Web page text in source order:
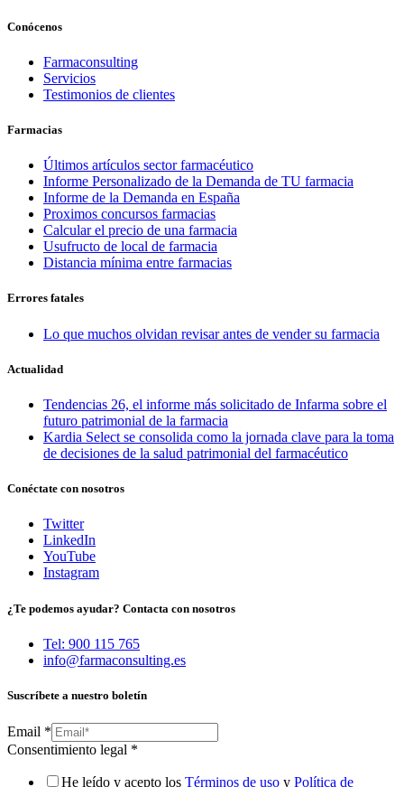
Conócenos
Farmaconsulting
Servicios
Testimonios de clientes
Farmacias
Últimos artículos sector farmacéutico
Informe Personalizado de la Demanda de TU farmacia
Informe de la Demanda en España
Proximos concursos farmacias
Calcular el precio de una farmacia
Usufructo de local de farmacia
Distancia mínima entre farmacias
Errores fatales
Lo que muchos olvidan revisar antes de vender su farmacia
Actualidad
Tendencias 26, el informe más solicitado de Infarma sobre el
futuro patrimonial de la farmacia
Kardia Select se consolida como la jornada clave para la toma
de decisiones de la salud patrimonial del farmacéutico
Conéctate con nosotros
Twitter
LinkedIn
YouTube
Instagram
¿Te podemos ayudar? Contacta con nosotros
Tel: 900 115 765
info@farmaconsulting.es
Suscríbete a nuestro boletín
Email *
Consentimiento legal *
He leído y acepto los Términos de uso y Política de